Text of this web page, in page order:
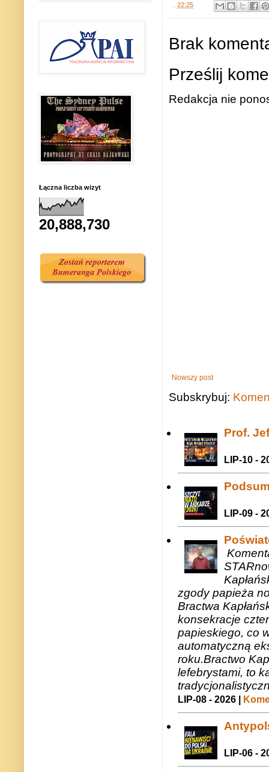
. 22:25
Brak
Prześlij
Redakcja nie
Nowszy post
Subskrybuj:
Prof.
LIP-10 -
LIP-09 -
zgody papieża
Bractwa
konsekracje
papieskiego, co
automatyczną
roku.Bractwo
lefebrystami, to
LIP-08 - 2026 |
LIP-06 -
Łączna liczba wizyt
20,888,730